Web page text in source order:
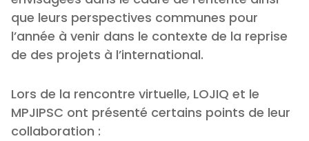
que leurs perspectives communes pour
l’année à venir dans le contexte de la reprise
de des projets à l’international.
Lors de la rencontre virtuelle, LOJIQ et le
MPJIPSC ont présenté certains points de leur
collaboration :